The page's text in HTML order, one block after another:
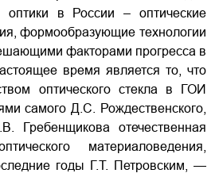
оптики в России – оптические
формообразующие технологии
факторами прогресса в
время является то, что
оптического стекла в ГОИ
самого Д.С. Рождественского,
Гребенщикова отечественная
материаловедения,
годы Г.Т. Петровским, —